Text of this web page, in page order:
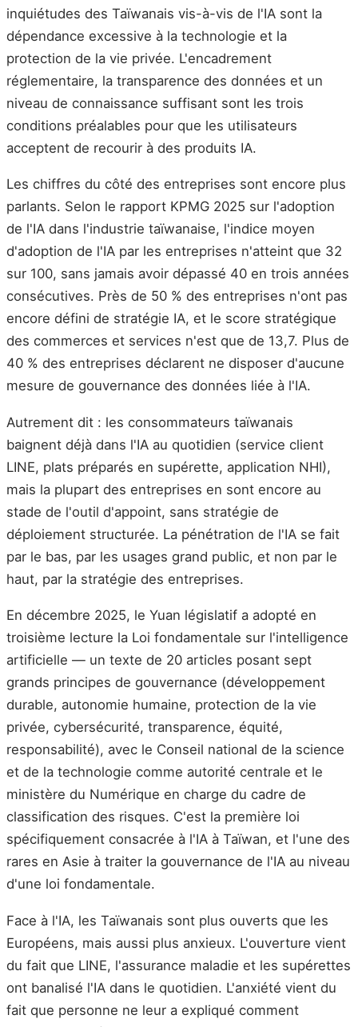
inquiétudes des Taïwanais vis-à-vis de l'IA sont la
dépendance excessive à la technologie et la
protection de la vie privée. L'encadrement
réglementaire, la transparence des données et un
niveau de connaissance suffisant sont les trois
conditions préalables pour que les utilisateurs
acceptent de recourir à des produits IA.
Les chiffres du côté des entreprises sont encore plus
parlants. Selon le rapport KPMG 2025 sur l'adoption
de l'IA dans l'industrie taïwanaise, l'indice moyen
d'adoption de l'IA par les entreprises n'atteint que 32
sur 100, sans jamais avoir dépassé 40 en trois années
consécutives. Près de 50 % des entreprises n'ont pas
encore défini de stratégie IA, et le score stratégique
des commerces et services n'est que de 13,7. Plus de
40 % des entreprises déclarent ne disposer d'aucune
mesure de gouvernance des données liée à l'IA.
Autrement dit : les consommateurs taïwanais
baignent déjà dans l'IA au quotidien (service client
LINE, plats préparés en supérette, application NHI),
mais la plupart des entreprises en sont encore au
stade de l'outil d'appoint, sans stratégie de
déploiement structurée. La pénétration de l'IA se fait
par le bas, par les usages grand public, et non par le
haut, par la stratégie des entreprises.
En décembre 2025, le Yuan législatif a adopté en
troisième lecture la Loi fondamentale sur l'intelligence
artificielle — un texte de 20 articles posant sept
grands principes de gouvernance (développement
durable, autonomie humaine, protection de la vie
privée, cybersécurité, transparence, équité,
responsabilité), avec le Conseil national de la science
et de la technologie comme autorité centrale et le
ministère du Numérique en charge du cadre de
classification des risques. C'est la première loi
spécifiquement consacrée à l'IA à Taïwan, et l'une des
rares en Asie à traiter la gouvernance de l'IA au niveau
d'une loi fondamentale.
Face à l'IA, les Taïwanais sont plus ouverts que les
Européens, mais aussi plus anxieux. L'ouverture vient
du fait que LINE, l'assurance maladie et les supérettes
ont banalisé l'IA dans le quotidien. L'anxiété vient du
fait que personne ne leur a expliqué comment